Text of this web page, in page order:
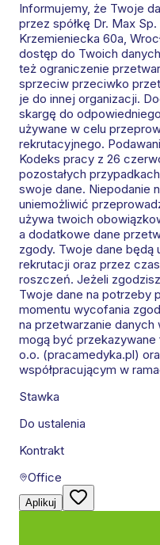
Informujemy, że Twoje
przez spółkę Dr. Max
Krzemieniecka 60a,
dostęp do Twoich
też ograniczenie
sprzeciw przeciwko
je do innej organizacji.
skargę do
używane w celu
rekrutacyjnego.
Kodeks pracy z 26
pozostałych
swoje dane. Niepodanie
uniemożliwić
używa twoich
a dodatkowe dane
zgody. Twoje dane będą
rekrutacji oraz przez
roszczeń. Jeżeli
Twoje dane na potrzeby
momentu wycofania
na przetwarzanie
mogą być przekazywane
o.o. (pracamedyka.pl)
współpracującym w
Stawka
Do ustalenia
Kontrakt
Office
Aplikuj